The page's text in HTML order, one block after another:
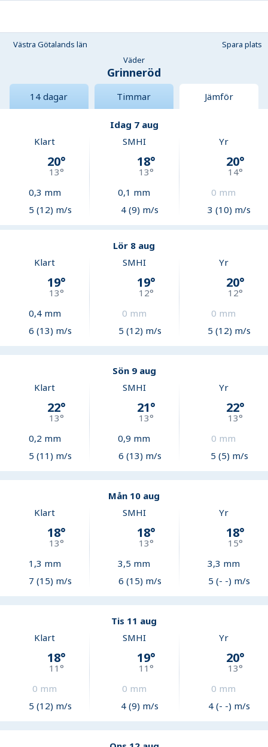
Västra Götalands län
Spara plats
Väder
Grinneröd
14 dagar Timmar Jämför
Idag 7 aug
Klart
20°
13°
0,3 mm
5 (12) m/s
SMHI
18°
13°
0,1 mm
4 (9) m/s
Yr
20°
14°
0 mm
3 (10) m/s
Lör 8 aug
Klart
19°
13°
0,4mm
6 (13) m/s
SMHI
19°
12°
0 mm
5 (12) m/s
Yr
20°
12°
0 mm
5 (12) m/s
Sön 9 aug
Klart
22°
13°
0,2 mm
5 (11) m/s
SMHI
21°
13°
0,9 mm
6 (13) m/s
Yr
22°
13°
0 mm
5 (5) m/s
Mån 10 aug
Klart
18°
13°
1,3 mm
7 (15) m/s
SMHI
18°
13°
3,5 mm
6 (15) m/s
Yr
18°
15°
3,3 mm
5 (- -) m/s
Tis 11 aug
Klart
18°
11°
0 mm
5 (12) m/s
SMHI
19°
11 °
0 mm
4 (9) m/s
Yr
20°
13°
0 mm
4 (- -) m/s